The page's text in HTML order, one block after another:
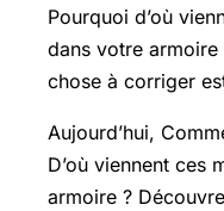
Pourquoi d’où
dans votre
chose à corriger
Aujourd’hui,
D’où viennent ces
armoire ?